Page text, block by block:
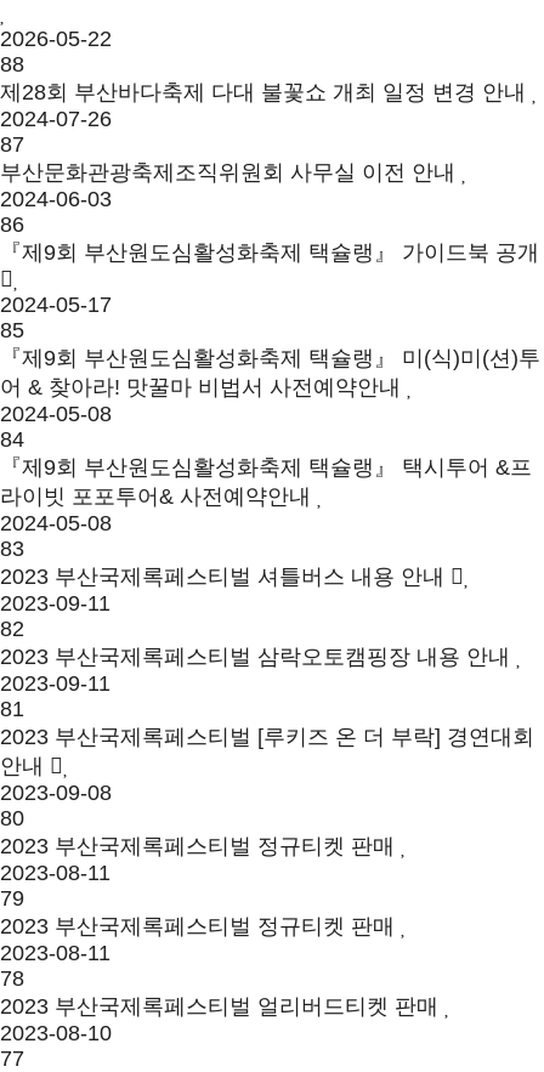
2026-05-22
88
제28회 부산바다축제 다대 불꽃쇼 개최 일정 변경 안내
2024-07-26
87
부산문화관광축제조직위원회 사무실 이전 안내
2024-06-03
86
『제9회 부산원도심활성화축제 택슐랭』 가이드북 공개
2024-05-17
85
『제9회 부산원도심활성화축제 택슐랭』 미(식)미(션)투
어 & 찾아라! 맛꿀마 비법서 사전예약안내
2024-05-08
84
『제9회 부산원도심활성화축제 택슐랭』 택시투어 &프
라이빗 포포투어& 사전예약안내
2024-05-08
83
2023 부산국제록페스티벌 셔틀버스 내용 안내
2023-09-11
82
2023 부산국제록페스티벌 삼락오토캠핑장 내용 안내
2023-09-11
81
2023 부산국제록페스티벌 [루키즈 온 더 부락] 경연대회
안내
2023-09-08
80
2023 부산국제록페스티벌 정규티켓 판매
2023-08-11
79
2023 부산국제록페스티벌 정규티켓 판매
2023-08-11
78
2023 부산국제록페스티벌 얼리버드티켓 판매
2023-08-10
77